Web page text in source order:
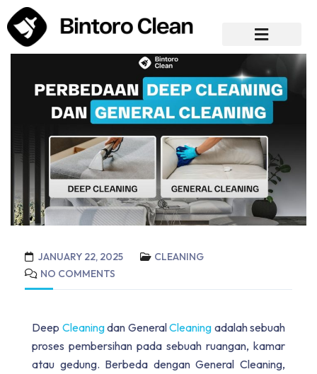
JANUARY 22, 2025
CLEANING
NO COMMENTS
Deep Cleaningdan GeneralCleaning adalah sebuah
proses pembersihan pada sebuah ruangan, kamar
atau gedung. Berbeda dengan General Cleaning,